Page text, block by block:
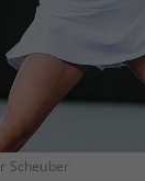
Scheuber